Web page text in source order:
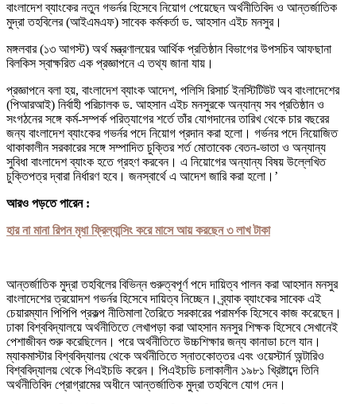
বাংলাদেশ ব্যাংকের নতুন গভর্নর হিসেবে নিয়োগ পেয়েছেন অর্থনীতিবিদ ও আন্তর্জাতিক
মুদ্রা তহবিলের (আইএমএফ) সাবেক কর্মকর্তা ড. আহসান এইচ মনসুর।
মঙ্গলবার (১৩ আগস্ট) অর্থ মন্ত্রণালয়ের আর্থিক প্রতিষ্ঠান বিভাগের উপসচিব আফছানা
বিলকিস স্বাক্ষরিত এক প্রজ্ঞাপনে এ তথ্য জানা যায়।
প্রজ্ঞাপনে বলা হয়, বাংলাদেশ ব্যাংক আদেশ, পলিসি রিসার্চ ইনস্টিটিউট অব বাংলাদেশের
(পিআরআই) নির্বাহী পরিচালক ড. আহসান এইচ মনসুরকে অন্যান্য সব প্রতিষ্ঠান ও
সংগঠনের সঙ্গে কর্ম-সম্পর্ক পরিত্যাগের শর্তে তাঁর যোগদানের তারিখ থেকে চার বছরের
জন্য বাংলাদেশ ব্যাংকের গভর্নর পদে নিয়োগ প্রদান করা হলো। গর্ভনর পদে নিয়োজিত
থাকাকালীন সরকারের সঙ্গে সম্পাদিত চুক্তির শর্ত মোতাবেক বেতন-ভাতা ও অন্যান্য
সুবিধা বাংলাদেশ ব্যাংক হতে গ্রহণ করবেন। এ নিয়োগের অন্যান্য বিষয় উল্লেখিত
চুক্তিপত্র দ্বারা নির্ধারণ হবে। জনস্বার্থে এ আদেশ জারি করা হলো।’
আরও পড়তে পারেন :
হার না মানা রিপন মৃধা ফ্রিল্যান্সিং করে মাসে আয় করছেন ৩ লাখ টাকা
আন্তর্জাতিক মুদ্রা তহবিলের বিভিন্ন গুরুত্বপূর্ণ পদে দায়িত্ব পালন করা আহসান মনসুর
বাংলাদেশের ত্রয়োদশ গভর্নর হিসেবে দায়িত্ব নিচ্ছেন। ব্র্যাক ব্যাংকের সাবেক এই
চেয়ারম্যান পিপিপি প্রকল্প নীতিমালা তৈরিতে সরকারের পরামর্শক হিসেবে কাজ করেছেন।
ঢাকা বিশ্ববিদ্যালয়ে অর্থনীতিতে লেখাপড়া করা আহসান মনসুর শিক্ষক হিসেবে সেখানেই
পেশাজীবন শুরু করেছিলেন। পরে অর্থনীতিতে উচ্চশিক্ষার জন্য কানাডা চলে যান।
ম্যাকমাস্টার বিশ্ববিদ্যালয় থেকে অর্থনীতিতে স্নাতকোত্তর এবং ওয়েস্টার্ন অন্টারিও
বিশ্ববিদ্যালয় থেকে পিএইচডি করেন। পিএইচডি চলাকালীন ১৯৮১ খ্রিষ্টাব্দে তিনি
অর্থনীতিবিদ প্রোগ্রামের অধীনে আন্তর্জাতিক মুদ্রা তহবিলে যোগ দেন।